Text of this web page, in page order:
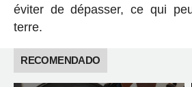
éviter de dépasser, ce qui
terre.
RECOMENDADO